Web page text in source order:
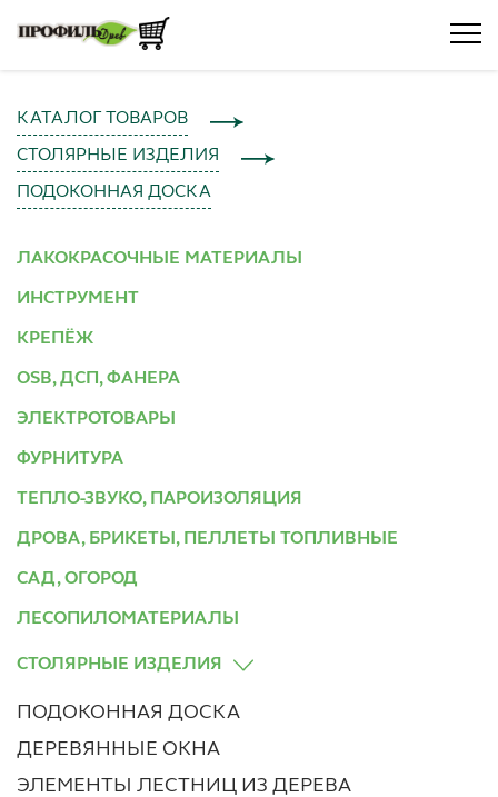
КАТАЛОГ ТОВАРОВ
СТОЛЯРНЫЕ ИЗДЕЛИЯ
ПОДОКОННАЯ ДОСКА
ЛАКОКРАСОЧНЫЕ МАТЕРИАЛЫ
ИНСТРУМЕНТ
КРЕПЁЖ
OSB, ДСП, ФАНЕРА
ЭЛЕКТРОТОВАРЫ
ФУРНИТУРА
ТЕПЛО-ЗВУКО, ПАРОИЗОЛЯЦИЯ
ДРОВА, БРИКЕТЫ, ПЕЛЛЕТЫ ТОПЛИВНЫЕ
САД, ОГОРОД
ЛЕСОПИЛОМАТЕРИАЛЫ
СТОЛЯРНЫЕ ИЗДЕЛИЯ
ПОДОКОННАЯ ДОСКА
ДЕРЕВЯННЫЕ ОКНА
ЭЛЕМЕНТЫ ЛЕСТНИЦ ИЗ ДЕРЕВА